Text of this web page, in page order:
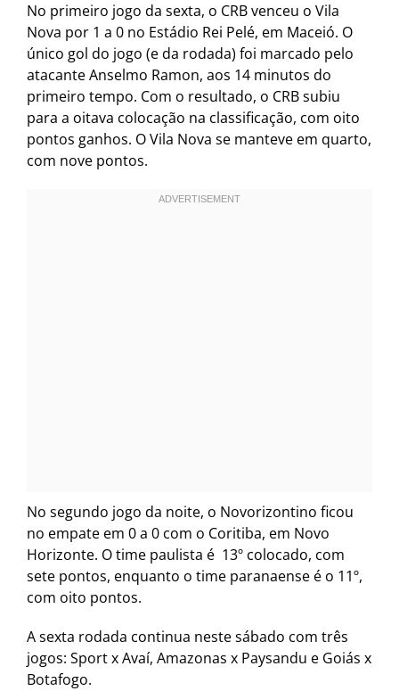
No primeiro jogo da sexta, o CRB venceu o Vila
Nova por 1 a 0 no Estádio Rei Pelé, em Maceió. O
único gol do jogo (e da rodada) foi marcado pelo
atacante Anselmo Ramon, aos 14 minutos do
primeiro tempo. Com o resultado, o CRB subiu
para a oitava colocação na classificação, com oito
pontos ganhos. O Vila Nova se manteve em quarto,
com nove pontos.
No segundo jogo da noite, o Novorizontino ficou
no empate em 0 a 0 com o Coritiba, em Novo
Horizonte. O time paulista é 13º colocado, com
sete pontos, enquanto o time paranaense é o 11º,
com oito pontos.
A sexta rodada continua neste sábado com três
jogos: Sport x Avaí, Amazonas x Paysandu e Goiás x
Botafogo.